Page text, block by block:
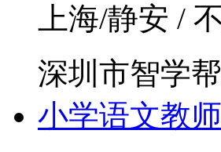
上海/静安 /
深圳市智学
小学语文教